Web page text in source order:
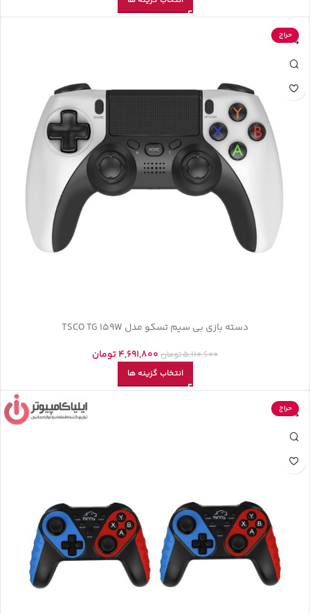
حراج
دسته بازی بی سیم تسکو مدل TSCO TG 159W
5,110,600تومان 4,691,800تومان
انتخاب گزینه ها
حراج